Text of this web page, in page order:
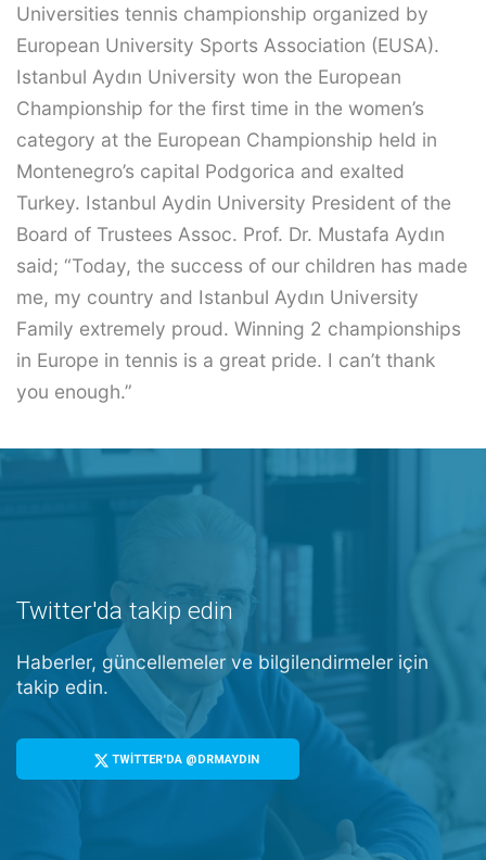
Universities tennis championship organized by
European University Sports Association (EUSA).
Istanbul Aydın University won the European
Championship for the first time in the women’s
category at the European Championship held in
Montenegro’s capital Podgorica and exalted
Turkey. Istanbul Aydin University President of the
Board of Trustees Assoc. Prof. Dr. Mustafa Aydın
said; “Today, the success of our children has made
me, my country and Istanbul Aydın University
Family extremely proud. Winning 2 championships
in Europe in tennis is a great pride. I can’t thank
you enough.”
Twitter'da takip edin
Haberler, güncellemeler ve bilgilendirmeler için
takip edin.
TWİTTER'DA @DRMAYDIN